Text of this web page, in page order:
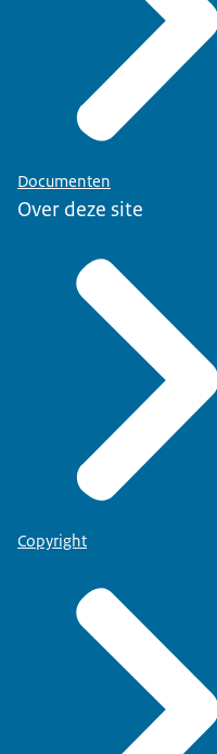
Documenten
Over deze site
Copyright